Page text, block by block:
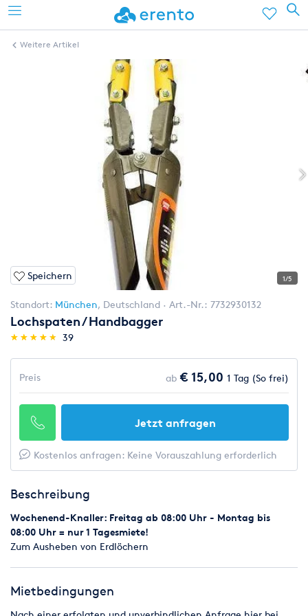
Weitere Artikel
Speichern 1/5
Standort: München, Deutschland Art.-Nr.: 7732930132
Lochspaten / Handbagger
(*)
★
★
(*)★
★
(*) ★
★
(*) ★
★
(*) ★
★ 39
Preis ab € 15,00 1 Tag (So frei)
Jetzt anfragen
Kostenlos anfragen: Keine Vorauszahlung erforderlich
Beschreibung
Wochenend-Knaller: Freitag ab 08:00 Uhr - Montag bis
08:00 Uhr = nur 1 Tagesmiete!
Zum Ausheben von Erdlöchern
Mietbedingungen